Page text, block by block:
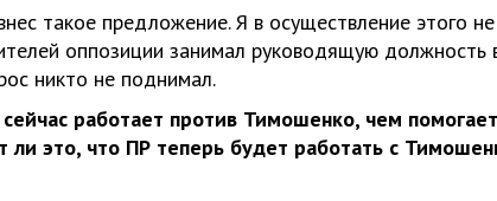
такое предложение. Я в осуществление этого не
оппозиции занимал руководящую должность
никто не поднимал.
работает против Тимошенко, чем помогает
это, что ПР теперь будет работать с